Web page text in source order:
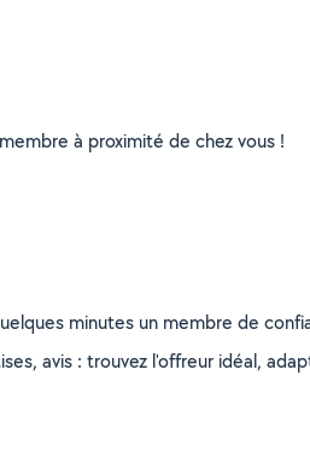
à proximité de chez vous !
minutes un membre de
avis : trouvez l'offreur idéal,